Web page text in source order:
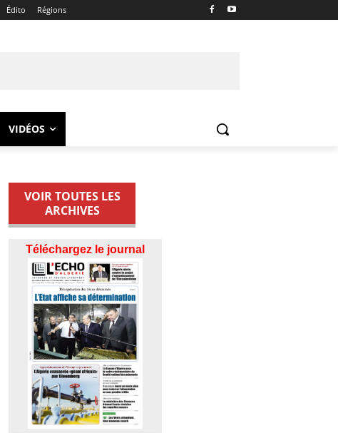
Édito Régions
VIDÉOS
VOIR TOUTES LES
ARCHIVES